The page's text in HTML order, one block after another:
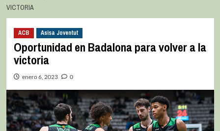
VICTORIA
ACB Asisa Joventut
Oportunidad en Badalona para volver a la
victoria
enero 6, 2023 0